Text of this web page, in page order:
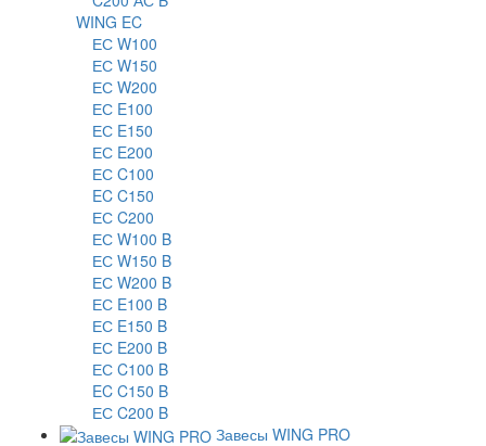
WING EC
ЕС W100
ЕС W150
ЕС W200
ЕС E100
ЕС E150
ЕС E200
ЕС C100
EC C150
ЕС C200
ЕС W100 B
ЕС W150 B
ЕС W200 B
ЕС E100 B
ЕС E150 B
ЕС E200 B
ЕС C100 B
EC C150 B
ЕС C200 B
Завесы WING PRO